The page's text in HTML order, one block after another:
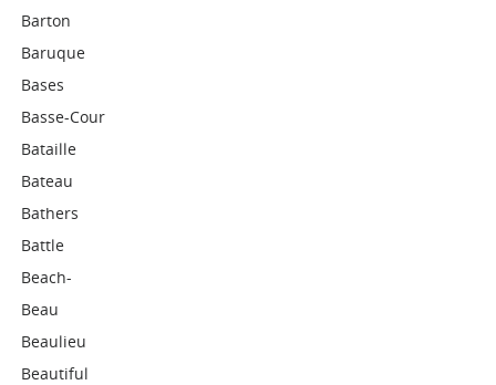
Barton
Baruque
Bases
Basse-Cour
Bataille
Bateau
Bathers
Battle
Beach-
Beau
Beaulieu
Beautiful